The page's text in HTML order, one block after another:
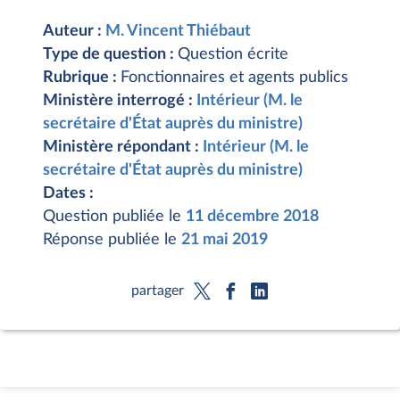
Auteur : M. Vincent Thiébaut
Type de question : Question écrite
Rubrique : Fonctionnaires et agents publics
Ministère interrogé :
Intérieur (M. le
secrétaire d'État auprès du ministre)
Ministère répondant :
Intérieur (M. le
secrétaire d'État auprès du ministre)
Dates :
Question publiée le 11 décembre 2018
Réponse publiée le 21 mai 2019
partager